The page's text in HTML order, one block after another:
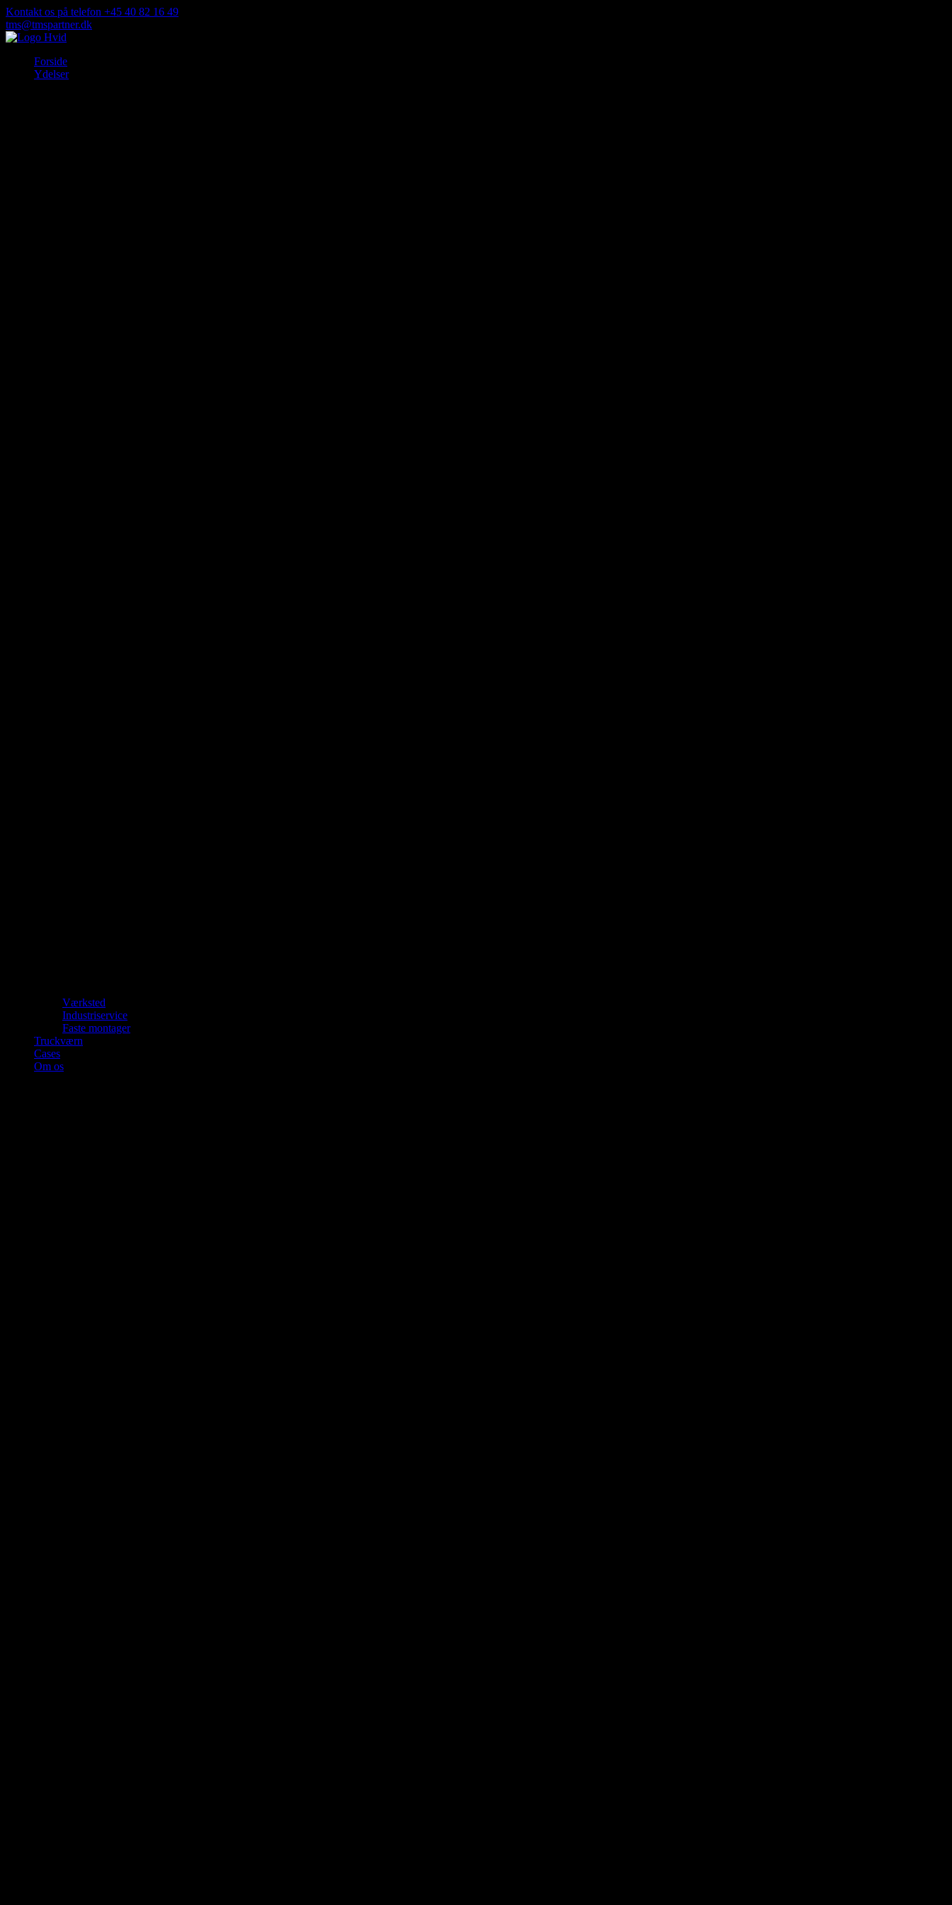
Spring
til
indhold
Kontakt os på telefon +45 40 82 16 49
tms@tmspartner.dk
TMS Partner
Forside
Ydelser
Værksted
Industriservice
Faste montager
Truckværn
Cases
Om os